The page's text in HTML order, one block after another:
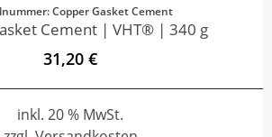
Copper Gasket Cement
Cement | VHT® | 340 g
31,20 €
inkl. 20 % MwSt.